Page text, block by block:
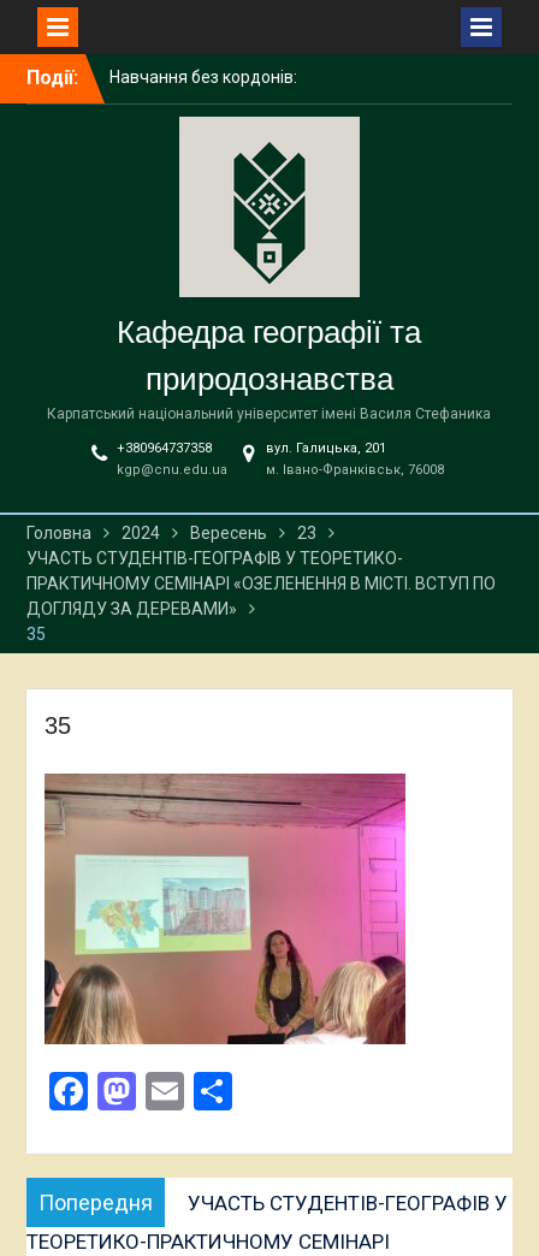
Події:
Навчання без кордонів:
досвід академічної
ГАЛИЧУК в Поморському
університеті (Польща)
Вітаємо наших бакалаврів
із завершенням навчання!
Кафедра географії та
природознавства
Карпатський національний університет імені Василя Стефаника
+380964737358
kgp@cnu.edu.ua
вул. Галицька, 201
м. Івано-Франківськ, 76008
Головна 2024 Вересень
23
УЧАСТЬ СТУДЕНТІВ-ГЕОГРАФІВ У ТЕОРЕТИКО-
ПРАКТИЧНОМУ СЕМІНАРІ «ОЗЕЛЕНЕННЯ В МІСТІ. ВСТУП ПО
ДОГЛЯДУ ЗА ДЕРЕВАМИ»
35
35
Facebook
Mastodon
EmailПоділитися
Навігація
записів
Попередня
публікація:
УЧАСТЬ СТУДЕНТІВ-ГЕОГРАФІВ У
ТЕОРЕТИКО-ПРАКТИЧНОМУ СЕМІНАРІ